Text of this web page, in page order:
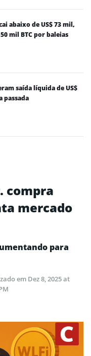
abaixo de US$ 73 mil,
mil BTC por baleias
saída líquida de US$
passada
compra
mercado
para
em Dez 8, 2025 at